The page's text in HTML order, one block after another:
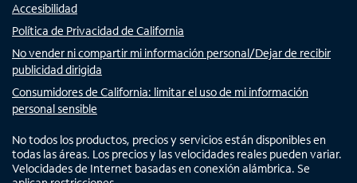
Accesibilidad
Política de Privacidad de California
No vender ni compartir mi información personal/Dejar de recibir
publicidad dirigida
Consumidores de California: limitar el uso de mi información
personal sensible
No todos los productos, precios y servicios están disponibles en
todas las áreas. Los precios y las velocidades reales pueden variar.
Velocidades de Internet basadas en conexión alámbrica. Se